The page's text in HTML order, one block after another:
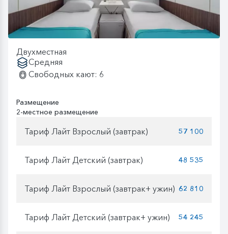
Двухместная
Средняя
Свободных кают: 6
Размещение
2-местное размещение
Тариф Лайт Взрослый (завтрак) 57 100
Тариф Лайт Детский (завтрак) 48 535
Тариф Лайт Взрослый (завтрак+ ужин) 62 810
Тариф Лайт Детский (завтрак+ ужин) 54 245